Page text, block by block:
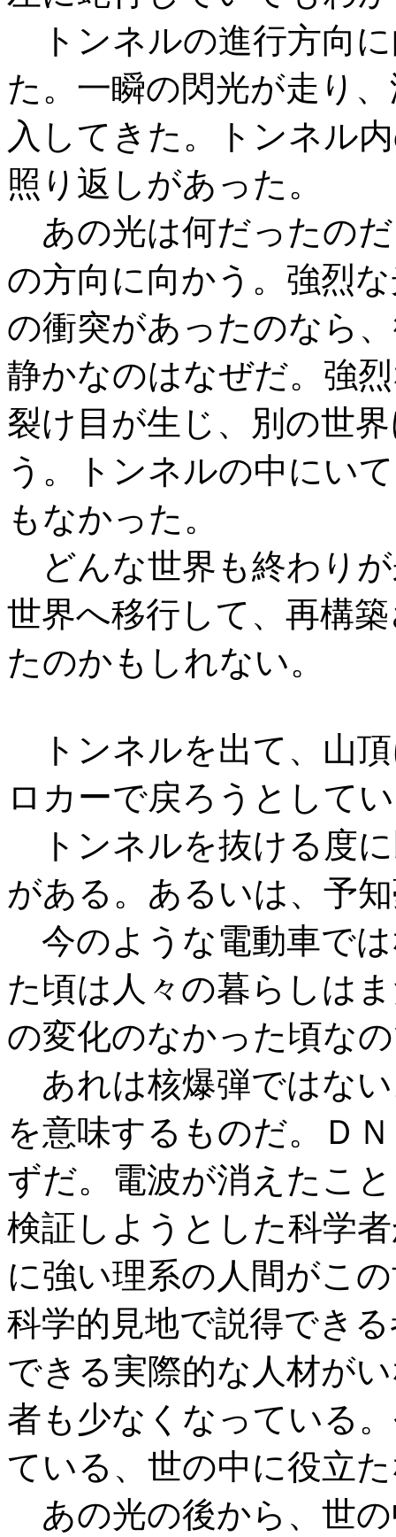
トンネルの進行方向
た。一瞬の閃光が走り
入してきた。トンネル
照り返しがあった。
あの光は何だったの
の方向に向かう。強烈
の衝突があったのなら
静かなのはなぜだ。強
裂け目が生じ、別の世
う。トンネルの中にい
もなかった。
どんな世界も終わり
世界へ移行して、再構
たのかもしれない。
トンネルを出て、山
ロカーで戻ろうとして
トンネルを抜ける度
がある。あるいは、予
今のような電動車で
た頃は人々の暮らしは
の変化のなかった頃な
あれは核爆弾ではな
を意味するものだ。Ｄ
ずだ。電波が消えたこ
検証しようとした科学
に強い理系の人間がこ
科学的見地で説得でき
できる実際的な人材が
者も少なくなっている
ている、世の中に役立
あの光の後から、世